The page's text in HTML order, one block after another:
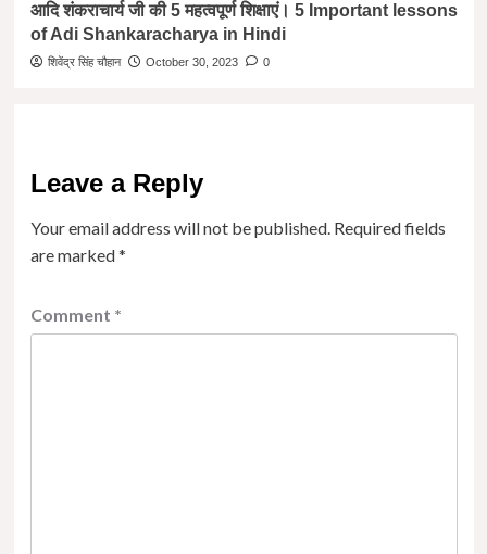
आदि शंकराचार्य जी की 5 महत्वपूर्ण शिक्षाएं। 5 Important lessons
of Adi Shankaracharya in Hindi
शिवेंद्र सिंह चौहान October 30, 2023 0
Leave a Reply
Your email address will not be published. Required fields
are marked*
Comment *